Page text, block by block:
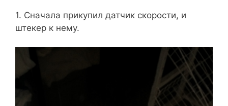
1. Сначала прикупил датчик скорости, и
штекер к нему.